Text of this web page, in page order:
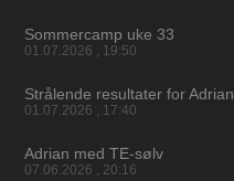
Sommercamp uke 33
01.07.2026 19:50
Strålende resultater for Adrian
01.07.2026 17:40
Adrian med TE-sølv
07.06.2026 20:16